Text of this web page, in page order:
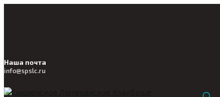
Наша почта
info@spslc.ru